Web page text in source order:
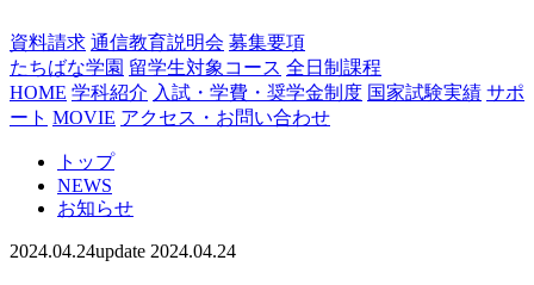
資料請求 通信教育説明会 募集要項
たちばな学園 留学生対象コース 全日制課程
HOME 学科紹介 入試・学費・奨学金制度 国家試験実績 サポ
ート MOVIE アクセス・お問い合わせ
トップ
NEWS
お知らせ
2024.04.24update 2024.04.24